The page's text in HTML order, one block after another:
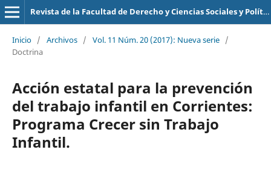
Revista de la Facultad de Derecho y Ciencias Sociales y Políticas
Inicio / Archivos / Vol. 11 Núm. 20 (2017): Nueva serie /
Doctrina
Acción estatal para la prevención
del trabajo infantil en Corrientes:
Programa Crecer sin Trabajo
Infantil.